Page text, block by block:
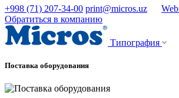
+998 (71) 207-34-00 print@micros.uz
Обратиться в компанию
Типография
Поставка оборудования